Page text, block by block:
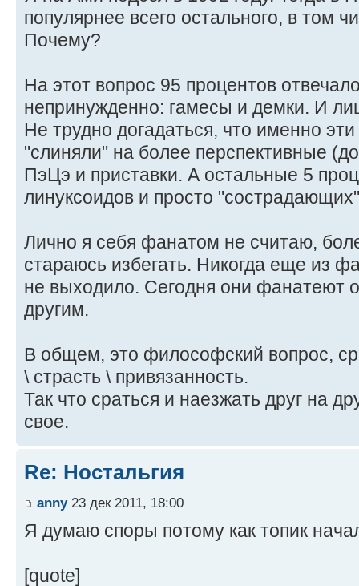
популярнее всего остального, в том
Почему?
На этот вопрос 95 процентов
непринужденно: гамесы и демки. И
Не трудно догадаться, что именно
"слиняли" на более перспективные
ПэЦэ и приставки. А остальные 5
линуксоидов и просто
Лично я себя фанатом не считаю,
стараюсь избегать. Никогда еще из
не выходило. Сегодня они фанатеют
другим.
В общем, это философский вопрос,
\ страсть \ привязанность.
Так что сраться и наезжать друг на
свое.
Re: Ностальгия
anny23 дек 2011, 18:00
Я думаю споры потому как топик
[quote]